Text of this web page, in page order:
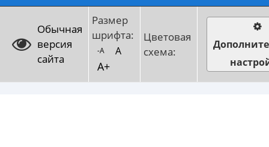
Обычная
версия
сайта
Размер
шрифта:
-A A
A+
Цветовая
схема: